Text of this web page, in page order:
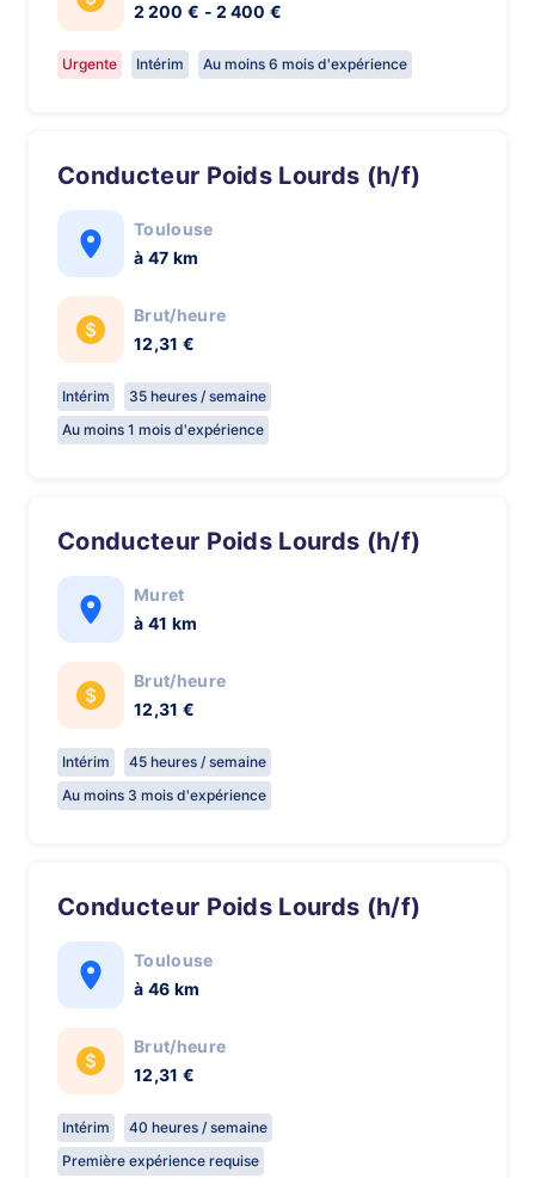
2 200 € - 2 400 €
Urgente Intérim Au moins 6 mois d'expérience
Conducteur Poids Lourds (h/f)
Toulouse
à 47 km
Brut/heure
12,31 €
Intérim
35 heures / semaine
Au moins 1 mois d'expérience
Conducteur Poids Lourds (h/f)
Muret
à 41 km
Brut/heure
12,31 €
Intérim
45 heures / semaine
Au moins 3 mois d'expérience
Conducteur Poids Lourds (h/f)
Toulouse
à 46 km
Brut/heure
12,31 €
Intérim
40 heures / semaine
Première expérience requise